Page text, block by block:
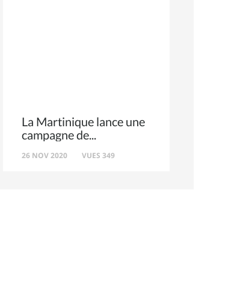
La Martinique lance une
campagne de
26 NOV 2020 VUES 349